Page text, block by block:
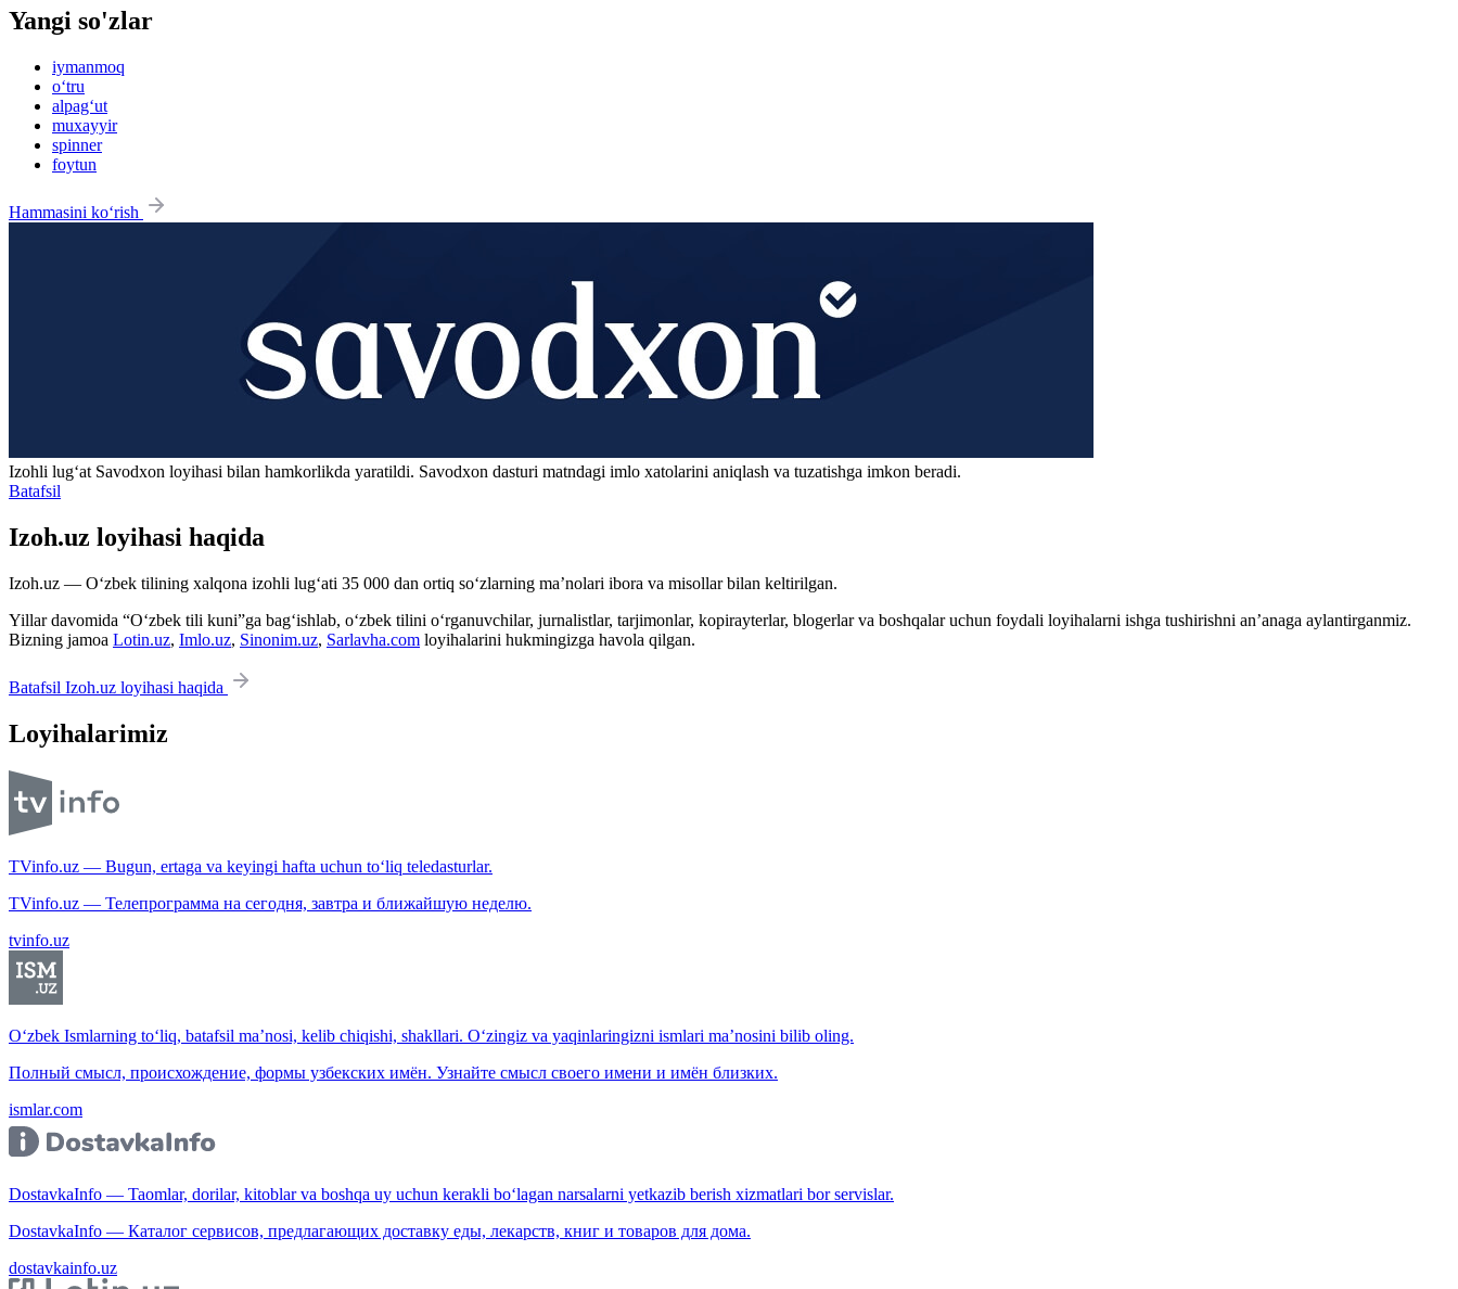
Yangi so'zlar
iymanmoq
o‘tru
alpag‘ut
muxayyir
spinner
foytun
Hammasini ko‘rish
Izohli lugʻat Savodxon loyihasi bilan hamkorlikda yaratildi. Savodxon dasturi matndagi imlo xatolarini aniqlash va tuzatishga imkon beradi.
Batafsil
Izoh.uz loyihasi haqida
Izoh.uz — O‘zbek tilining xalqona izohli lug‘ati 35 000 dan ortiq so‘zlarning ma’nolari ibora va misollar bilan keltirilgan.
Yillar davomida “O‘zbek tili kuni”ga bag‘ishlab, o‘zbek tilini o‘rganuvchilar, jurnalistlar, tarjimonlar, kopirayterlar, blogerlar va boshqalar uchun foydali loyihalarni ishga tushirishni an’anaga aylantirganmiz.
Bizning jamoa Lotin.uz, Imlo.uz, Sinonim.uz, Sarlavha.com loyihalarini hukmingizga havola qilgan.
Batafsil Izoh.uz loyihasi haqida
Loyihalarimiz
TVinfo.uz — Bugun, ertaga va keyingi hafta uchun to‘liq teledasturlar.
TVinfo.uz — Телепрограмма на сегодня, завтра и ближайшую неделю.
tvinfo.uz
O‘zbek Ismlarning to‘liq, batafsil ma’nosi, kelib chiqishi, shakllari. O‘zingiz va yaqinlaringizni ismlari ma’nosini bilib oling.
Полный смысл, происхождение, формы узбекских имён. Узнайте смысл своего имени и имён близких.
ismlar.com
DostavkaInfo — Taomlar, dorilar, kitoblar va boshqa uy uchun kerakli bo‘lagan narsalarni yetkazib berish xizmatlari bor servislar.
DostavkaInfo — Каталог сервисов, предлагающих доставку еды, лекарств, книг и товаров для дома.
dostavkainfo.uz